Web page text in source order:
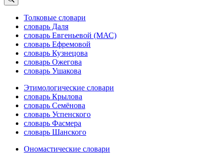
Толковые словари
словарь Даля
словарь Евгеньевой (МАС)
словарь Ефремовой
словарь Кузнецова
словарь Ожегова
словарь Ушакова
Этимологические словари
словарь Крылова
словарь Семёнова
словарь Успенского
словарь Фасмера
словарь Шанского
Ономастические словари